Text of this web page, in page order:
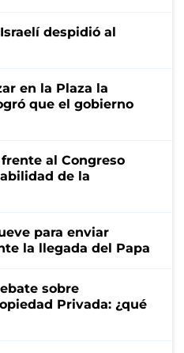
despidió al
en la Plaza la
que el gobierno
al Congreso
de la
para enviar
la llegada del Papa
sobre
Privada: ¿qué